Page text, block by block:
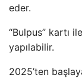
eder.
“Bulpus” kartı
yapılabilir.
2025’ten